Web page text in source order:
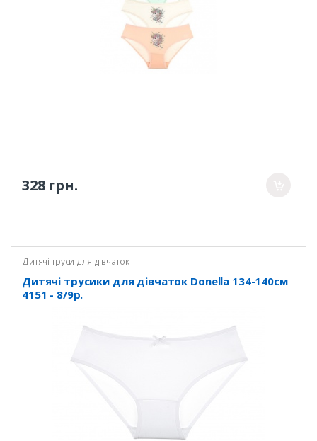
328 грн.
Дитячі труси для дівчаток
Дитячі трусики для дівчаток Donella 134-140см
4151 - 8/9р.